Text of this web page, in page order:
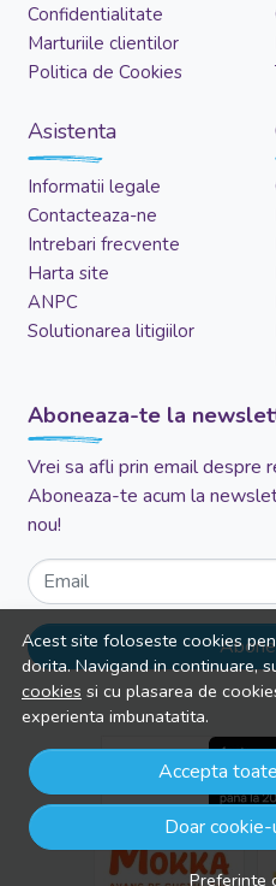
Acest site foloseste cookies
dorita. Navigand in continuare,
cookies si cu plasarea de
experienta imbunatatita.
Accepta
Doar
Preferinte
Confidentialitate
Marturiile clientilor
Politica de Cookies
Asistenta
Informatii legale
Contacteaza-ne
Intrebari frecvente
Harta site
ANPC
Solutionarea litigiilor
Aboneaza-te la
Vrei sa afli prin email despre
Aboneaza-te acum la
nou!
Email